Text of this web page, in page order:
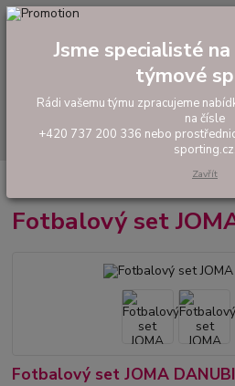
tel: +420 737 200 336
Tréninkové oblečení
Fotbalový set
Fotbalový set JOMA
Jsme specialisté
týmové
Rádi vašemu týmu zpracujeme
na čísle
+420 737 200 336 nebo
sporting.cz.
Zavřít